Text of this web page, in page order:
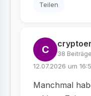
Teilen
C 38 Beiträge
12.07.2026 um
Manchmal